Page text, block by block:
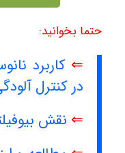
حتما بخوانید:
⇐کاربرد
در کنترل
⇐ نقش